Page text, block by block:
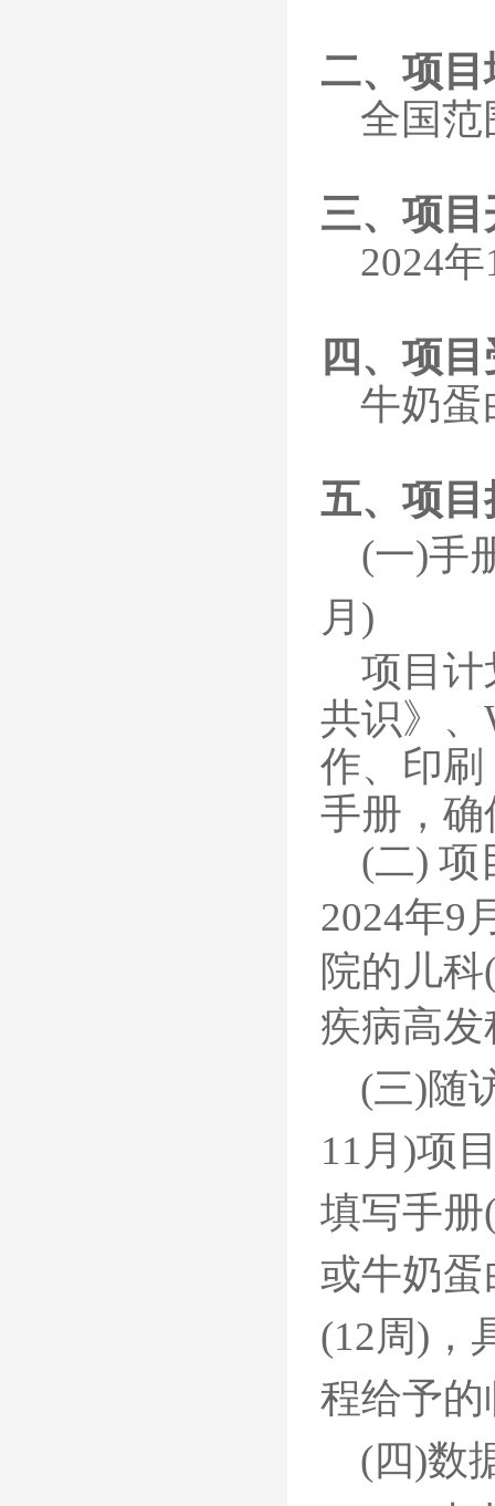
二、 项目
全国范
三、 项目
2024年
四、项
牛奶蛋
五、项
(一)手
月)
项目计
共识》、
作、印
手册，
(二) 项
2024年9
院的儿科
疾病高
(三)随
11月)项
填写手
或牛奶
(12周)，
程给予
(四)数